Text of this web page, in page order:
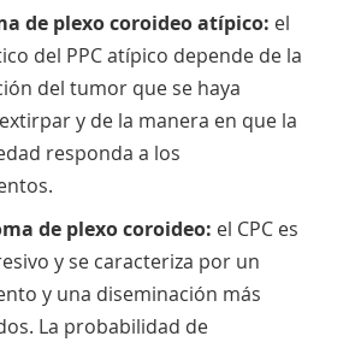
de plexo coroideo atípico: el
del PPC atípico depende de la
del tumor que se haya
y de la manera en que la
responda a los
de plexo coroideo: el CPC es
y se caracteriza por un
y una diseminación más
La probabilidad de